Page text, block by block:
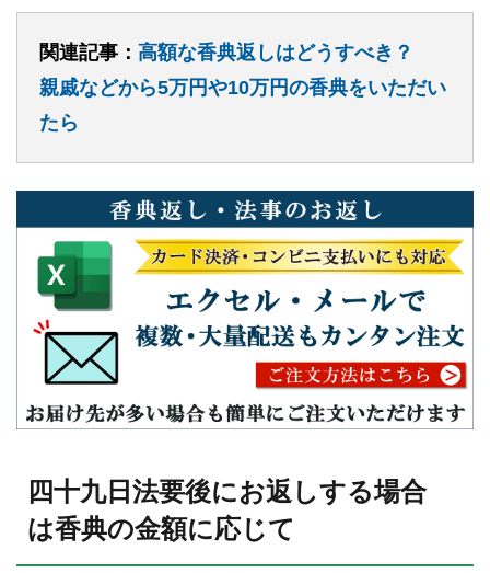
関連記事： 高額な香典返しはどうすべき？
親戚などから5万円や10万円の香典をいただい
たら
四十九日法要後にお返しする場合
は香典の金額に応じて